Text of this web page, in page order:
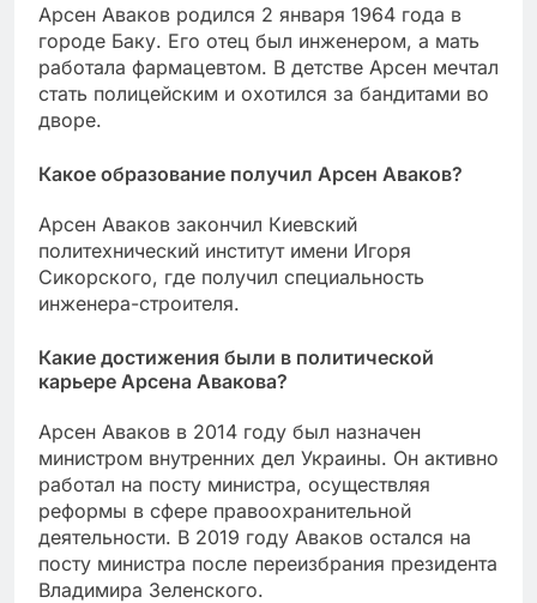
Арсен Аваков родился 2 января 1964 года в
городе Баку. Его отец был инженером, а мать
работала фармацевтом. В детстве Арсен мечтал
стать полицейским и охотился за бандитами во
дворе.
Какое образование получил Арсен Аваков?
Арсен Аваков закончил Киевский
политехнический институт имени Игоря
Сикорского, где получил специальность
инженера-строителя.
Какие достижения были в политической
карьере Арсена Авакова?
Арсен Аваков в 2014 году был назначен
министром внутренних дел Украины. Он активно
работал на посту министра, осуществляя
реформы в сфере правоохранительной
деятельности. В 2019 году Аваков остался на
посту министра после переизбрания президента
Владимира Зеленского.